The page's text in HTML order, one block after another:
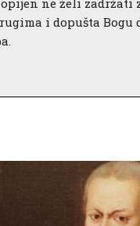
ne želi zadržati
i dopušta Bogu